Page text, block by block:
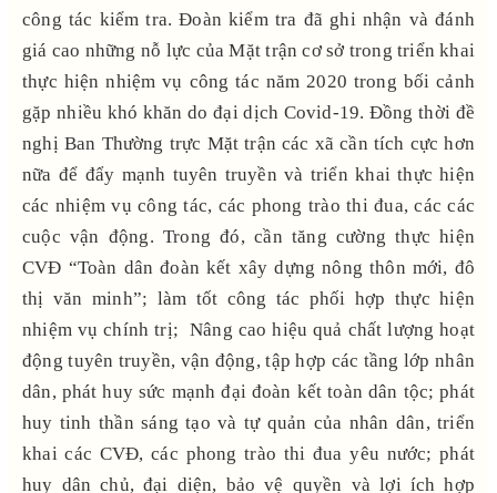
công tác kiểm tra. Đoàn kiểm tra đã ghi nhận và đánh
giá cao những nỗ lực của Mặt trận cơ sở trong triển khai
thực hiện nhiệm vụ công tác năm 2020 trong bối cảnh
gặp nhiều khó khăn do đại dịch Covid-19. Đồng thời đề
nghị Ban Thường trực Mặt trận các xã cần tích cực hơn
nữa để đẩy mạnh tuyên truyền và triển khai thực hiện
các nhiệm vụ công tác, các phong trào thi đua, các các
cuộc vận động. Trong đó, cần tăng cường thực hiện
CVĐ “Toàn dân đoàn kết xây dựng nông thôn mới, đô
thị văn minh”; làm tốt công tác phối hợp thực hiện
nhiệm vụ chính trị; Nâng cao hiệu quả chất lượng hoạt
động tuyên truyền, vận động, tập hợp các tầng lớp nhân
dân, phát huy sức mạnh đại đoàn kết toàn dân tộc; phát
huy tinh thần sáng tạo và tự quản của nhân dân, triển
khai các CVĐ, các phong trào thi đua yêu nước; phát
huy dân chủ, đại diện, bảo vệ quyền và lợi ích hợp